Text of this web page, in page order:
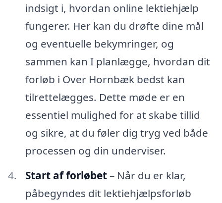
indsigt i, hvordan online lektiehjælp
fungerer. Her kan du drøfte dine mål
og eventuelle bekymringer, og
sammen kan I planlægge, hvordan dit
forløb i Over Hornbæk bedst kan
tilrettelægges. Dette møde er en
essentiel mulighed for at skabe tillid
og sikre, at du føler dig tryg ved både
processen og din underviser.
Start af forløbet– Når du er klar,
påbegyndes dit lektiehjælpsforløb